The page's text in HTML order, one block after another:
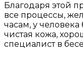
Благодаря этой
все процессы,
часам, у
чистая кожа,
специалист в